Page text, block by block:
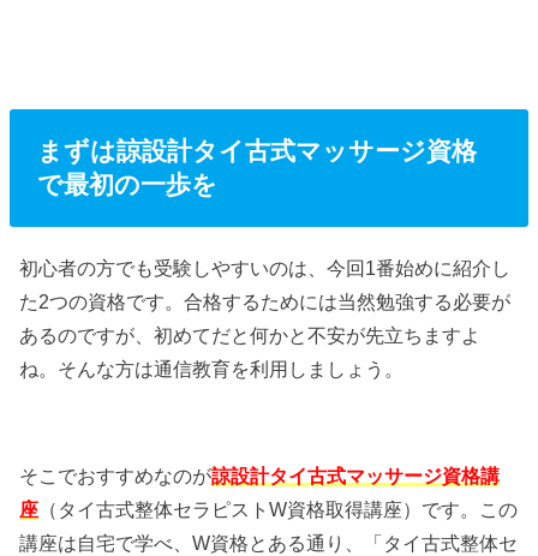
まずは諒設計タイ古式マッサージ資格
で最初の一歩を
初心者の方でも受験しやすいのは、今回1番始めに紹介し
た2つの資格です。合格するためには当然勉強する必要が
あるのですが、初めてだと何かと不安が先立ちますよ
ね。そんな方は通信教育を利用しましょう。
そこでおすすめなのが諒設計タイ古式マッサージ資格講
座 （タイ古式整体セラピストW資格取得講座）です。この
講座は自宅で学べ、W資格とある通り、「タイ古式整体セ